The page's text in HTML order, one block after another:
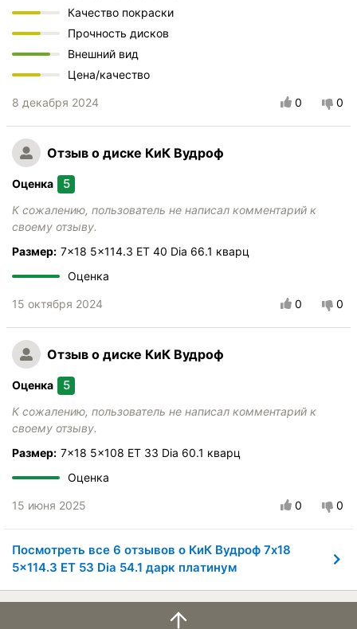
Качество покраски
Прочность дисков
Внешний вид
Цена/качество
8 декабря 2024 0 0
Отзыв о диске КиК Вудроф
Оценка 5
К сожалению, пользователь не написал комментарий к
своему отзыву.
Размер: 7x18 5x114.3 ET 40 Dia 66.1 кварц
Оценка
15 октября 2024 0 0
Отзыв о диске КиК Вудроф
Оценка 5
К сожалению, пользователь не написал комментарий к
своему отзыву.
Размер: 7x18 5x108 ET 33 Dia 60.1 кварц
Оценка
15 июня 2025 0 0
Посмотреть все 6 отзывов о КиК Вудроф 7x18
5x114.3 ET 53 Dia 54.1 дарк платинум